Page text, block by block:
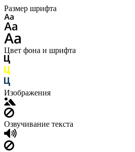
Размер шрифта
Цвет фона и шрифта
Изображения
Озвучивание текста